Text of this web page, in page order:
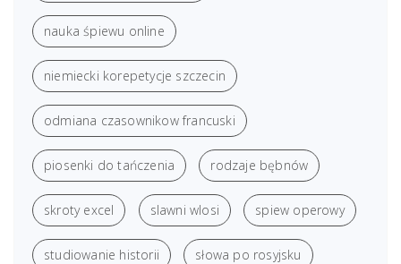
nauka śpiewu online
niemiecki korepetycje szczecin
odmiana czasownikow francuski
piosenki do tańczenia rodzaje bębnów
skroty excel slawni wlosi spiew operowy
studiowanie historii słowa po rosyjsku